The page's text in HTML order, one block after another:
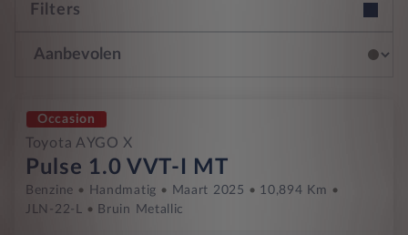
Filters
Occasion
Toyota AYGO X
Pulse 1.0 VVT-I MT
Benzine Handmatig Maart 2025
10,894 Km
JLN-22-L
Bruin Metallic